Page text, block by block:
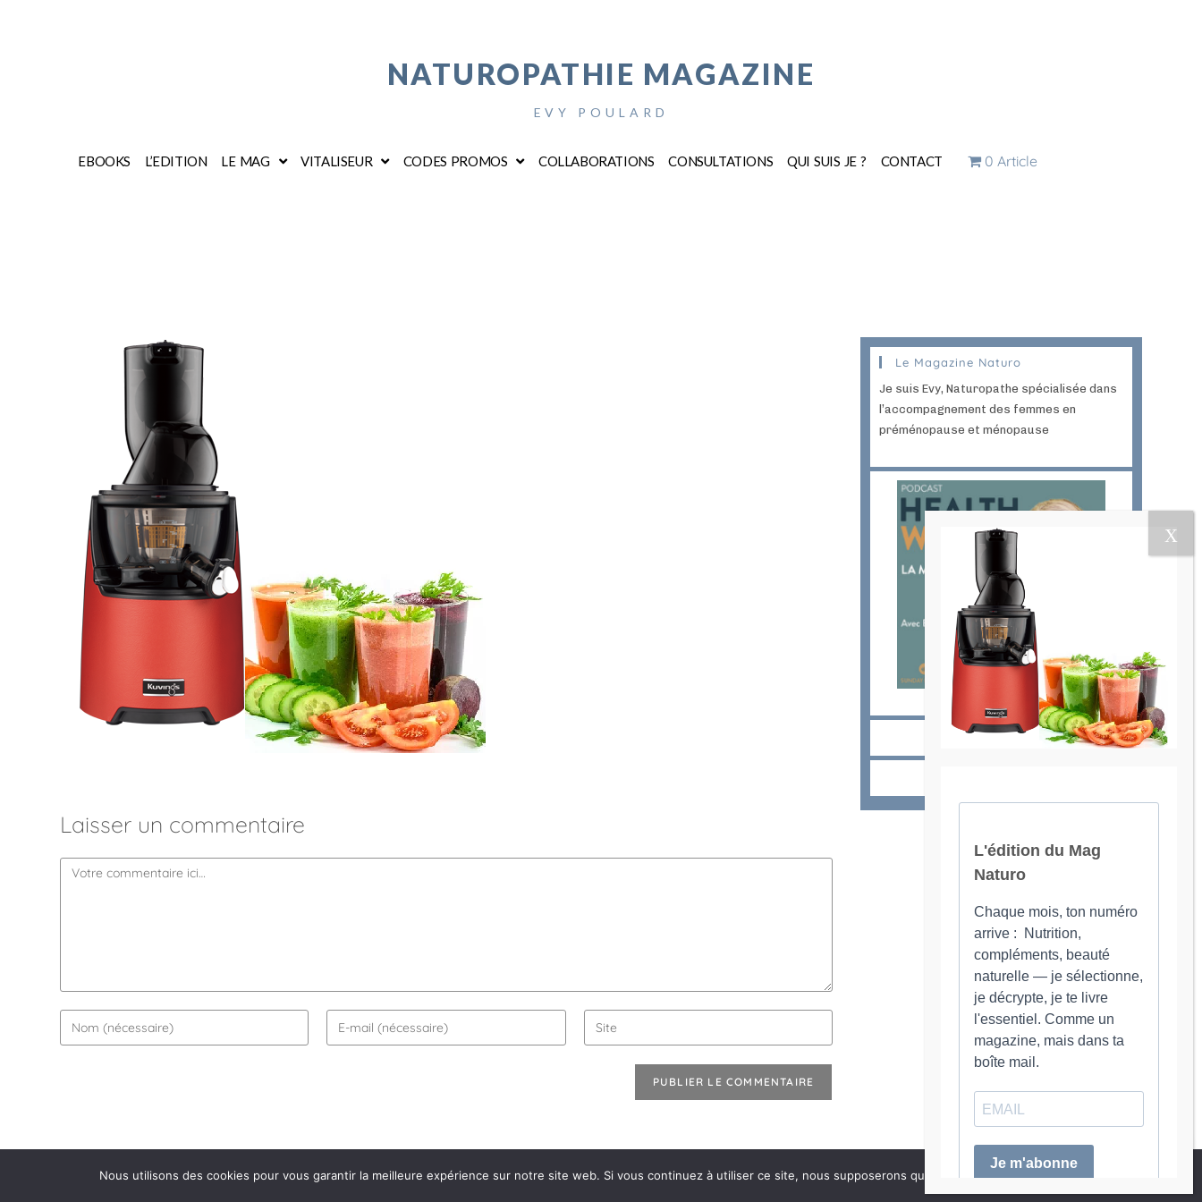
NATUROPATHIE MAGAZINE
EVY POULARD
EBOOKS L’EDITION LE MAG VITALISEUR CODES PROMOS COLLABORATIONS CONSULTATIONS QUI SUIS JE ? CONTACT 0 Article
Laisser un commentaire
Le Magazine Naturo
Je suis Evy, Naturopathe spécialisée dans
l’accompagnement des femmes en
préménopause et ménopause
Politique de confidentialité Liens Mentions Légales
COPYRIGHT EVY POULARD
Nous utilisons des cookies pour vous garantir la meilleure expérience sur notre site web. Si vous continuez à utiliser ce site, nous supposerons que vous en êtes satisfait. OK